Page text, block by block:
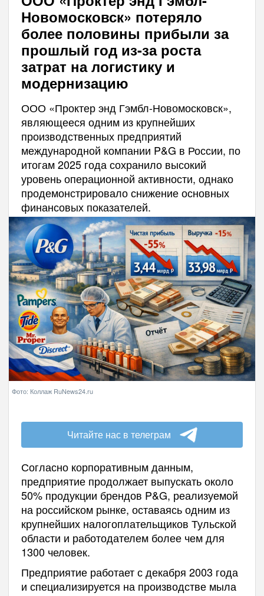
Новомосковск» потеряло
более половины прибыли за
прошлый год из-за роста
затрат на логистику и
модернизацию
ООО «Проктер энд Гэмбл-Новомосковск»,
являющееся одним из крупнейших
производственных предприятий
международной компании P&G в России, по
итогам 2025 года сохранило высокий
уровень операционной активности, однако
продемонстрировало снижение основных
финансовых показателей.
Фото: Коллаж RuNews24.ru
Читайте нас в телеграм
Согласно корпоративным данным,
предприятие продолжает выпускать около
50% продукции брендов P&G, реализуемой
на российском рынке, оставаясь одним из
крупнейших налогоплательщиков Тульской
области и работодателем более чем для
1300 человек.
Предприятие работает с декабря 2003 года
и специализируется на производстве мыла